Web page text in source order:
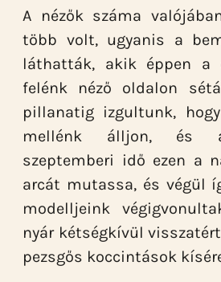
A nézők száma
több volt, ugyanis a
láthatták, akik éppen a
felénk néző oldalon
pillanatig izgultunk,
mellénk álljon, és a
szeptemberi idő ezen a
arcát mutassa, és végül
modelljeink
nyár kétségkívül
pezsgős koccintások